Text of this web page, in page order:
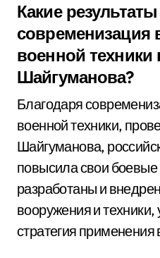
Какие
современизация
военной техники
Шайгуманова?
Благодаря
военной техники,
Шайгуманова,
повысила свои
разработаны и
вооружения и
стратегия